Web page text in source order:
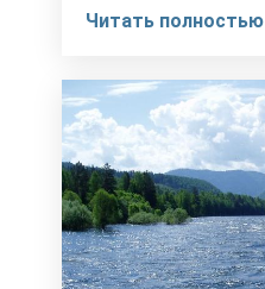
Читать полностью